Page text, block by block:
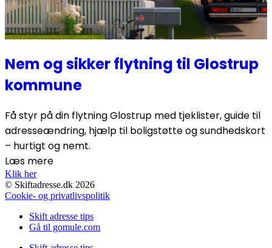
Nem og sikker flytning til Glostrup
kommune
Få styr på din flytning Glostrup med tjeklister, guide til
adresseændring, hjælp til boligstøtte og sundhedskort
– hurtigt og nemt.
Læs mere
Klik her
© Skiftadresse.dk 2026
Cookie- og privatlivspolitik
Skift adresse tips
Gå til gomule.com